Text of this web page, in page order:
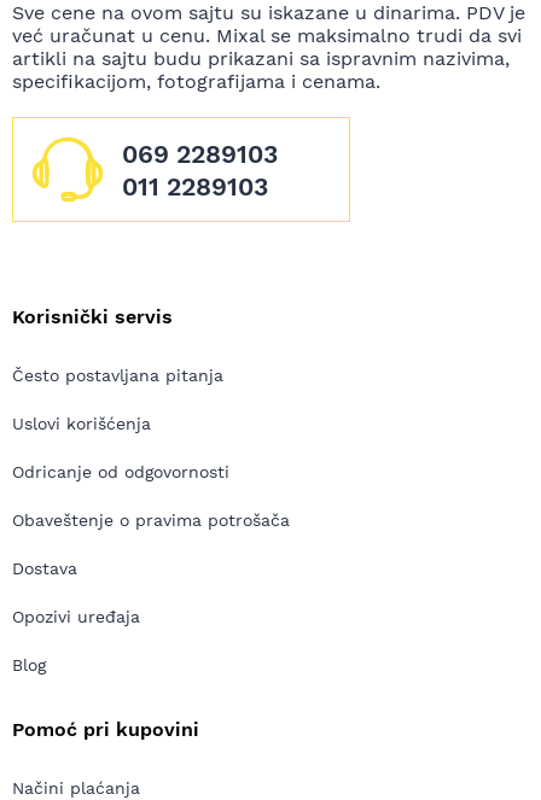
Sve cene na ovom sajtu su iskazane u dinarima. PDV je
već uračunat u cenu. Mixal se maksimalno trudi da svi
artikli na sajtu budu prikazani sa ispravnim nazivima,
specifikacijom, fotografijama i cenama.
069 2289103
011 2289103
Korisnički servis
Često postavljana pitanja
Uslovi korišćenja
Odricanje od odgovornosti
Obaveštenje o pravima potrošača
Dostava
Opozivi uređaja
Blog
Pomoć pri kupovini
Načini plaćanja